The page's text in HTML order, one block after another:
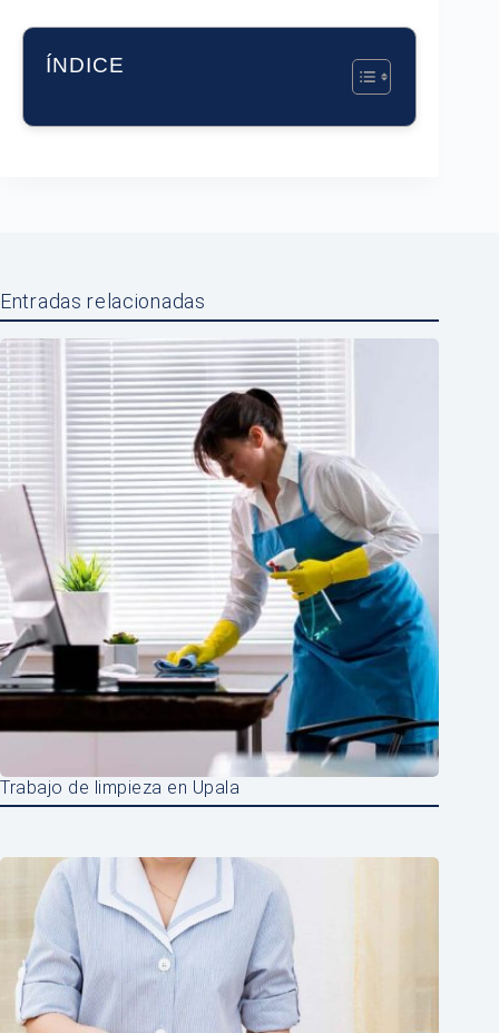
ÍNDICE
Entradas relacionadas
Trabajo de limpieza en Upala